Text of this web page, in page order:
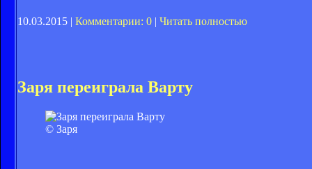
10.03.2015 | Комментарии: 0 | Читать полностью
Заря переиграла Варту
© Заря